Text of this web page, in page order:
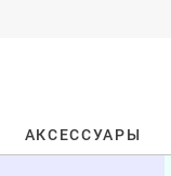
АКСЕССУАРЫ